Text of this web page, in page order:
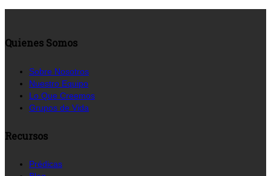
Quienes Somos
Sobre Nosotros
Nuestro Equipo
Lo Que Creemos
Grupos de Vida
Recursos
Prédicas